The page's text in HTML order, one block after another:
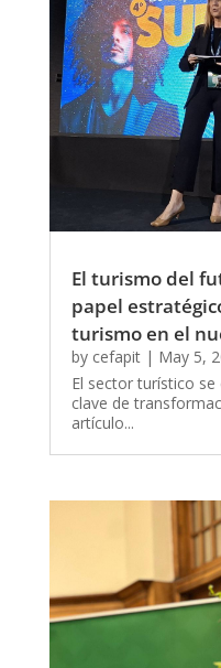
El turismo del
papel
turismo en el
by cefapit| May 5,
El sector turístico
clave de
artículo...